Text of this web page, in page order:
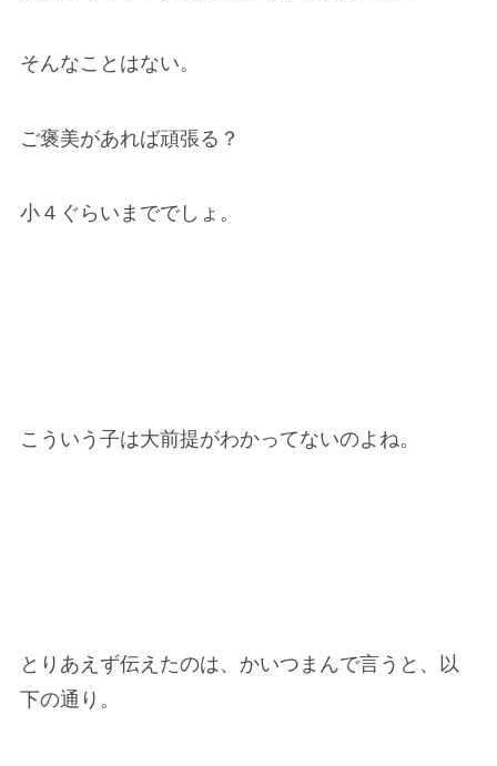
そんなことはない。
ご褒美があれば頑張る？
小４ぐらいまででしょ。
こういう子は大前提がわかってないのよね。
とりあえず伝えたのは、かいつまんで言うと、以
下の通り。